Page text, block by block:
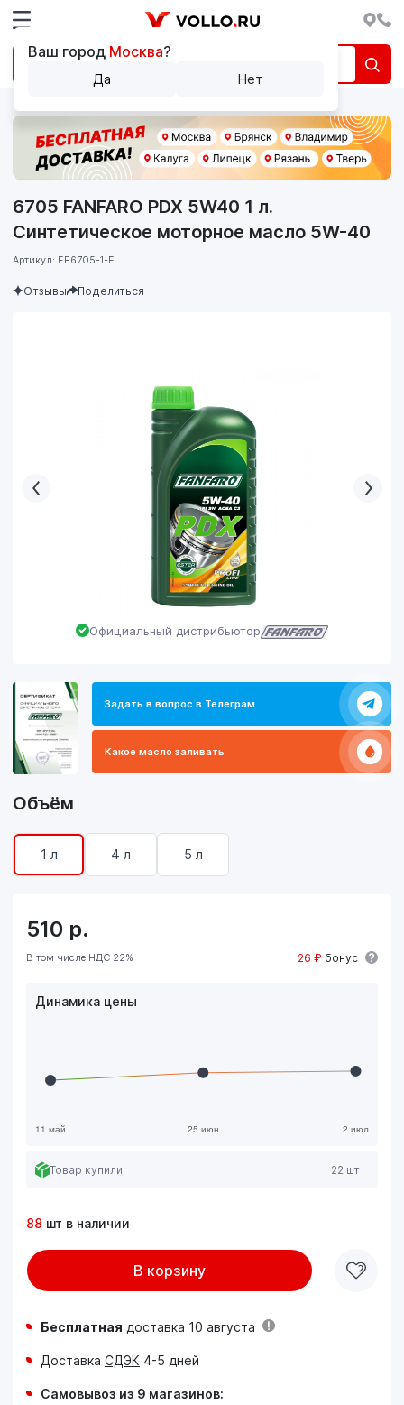
Официальный дистрибьютор
Задать в вопрос в Телеграм
Какое масло заливать
6705 FANFARO PDX 5W40 1 л.
Синтетическое моторное масло 5W-40
Артикул: FF6705-1-E
Отзывы Поделиться
Объём
1 л 4 л 5 л
510 р.
В том числе НДС 22% 26 ₽ бонус
Динамика цены
Товар купили: 22 шт
88 шт в наличии
В корзину
Бесплатная доставка 10 августа
Доставка СДЭК 4-5 дней
Самовывоз из 9 магазинов:
Ваш город Москва?
Да Нет